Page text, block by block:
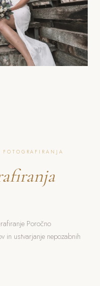
Poročno
in ustvarjanje nepozabnih